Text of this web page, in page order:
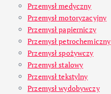
Przemysł medyczny
Przemysł motoryzacyjny
Przemysł papierniczy
Przemysł petrochemiczny
Przemysł spożywczy
Przemysł stalowy
Przemysł tekstylny
Przemysł wydobywczy